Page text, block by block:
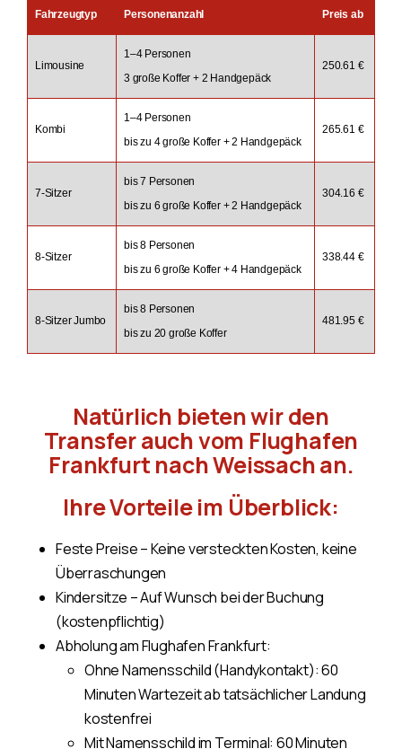
Fahrzeugtyp Personenanzahl Preis ab
Limousine
1–4 Personen
3 große Koffer + 2 Handgepäck
250.61 €
Kombi
1–4 Personen
bis zu 4 große Koffer + 2 Handgepäck
265.61 €
7-Sitzer
bis 7 Personen
bis zu 6 große Koffer + 2 Handgepäck
304.16 €
8-Sitzer
bis 8 Personen
bis zu 6 große Koffer + 4 Handgepäck
338.44 €
8-Sitzer Jumbo
bis 8 Personen
bis zu 20 große Koffer
481.95 €
Natürlich bieten wir den
Transfer auch vom Flughafen
Frankfurt nach Weissach an.
Ihre Vorteile im Überblick:
Feste Preise – Keine versteckten Kosten, keine
Überraschungen
Kindersitze – Auf Wunsch bei der Buchung
(kostenpflichtig)
Abholung am Flughafen Frankfurt:
Ohne Namensschild (Handykontakt): 60
Minuten Wartezeit ab tatsächlicher Landung
kostenfrei
Mit Namensschild im Terminal: 60 Minuten